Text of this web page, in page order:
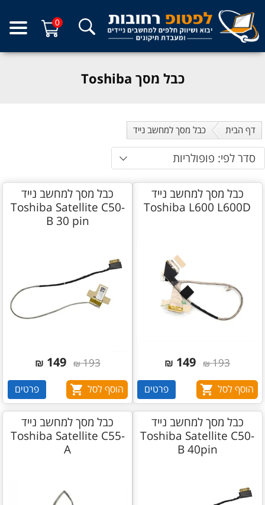
0
כבל מסך Toshiba
דף הבית כבל מסך למחשב נייד
סדר לפי: פופולריות
כבל מסך למחשב נייד
Toshiba L600 L600D
193
₪
149
₪
הוסף לסל פרטים
כבל מסך למחשב נייד
Toshiba Satellite C50-
B 30 pin
193
₪
149
₪
הוסף לסל פרטים
כבל מסך למחשב נייד
Toshiba Satellite C50-
B 40pin
כבל מסך למחשב נייד
Toshiba Satellite C55-
A